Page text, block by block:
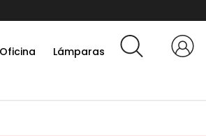
Oficina Lámparas